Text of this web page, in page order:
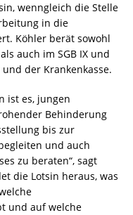
wenngleich die Stelle
in die
Köhler berät sowohl
auch im SGB IX und
der Krankenkasse.
ist es, jungen
Behinderung
bis zur
und auch
zu beraten“, sagt
die Lotsin heraus, was
und auf welche